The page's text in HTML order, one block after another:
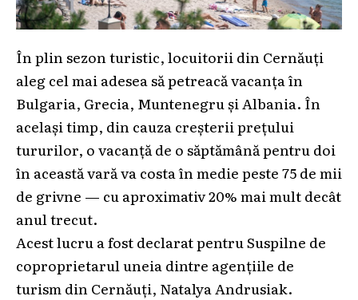
În plin sezon turistic, locuitorii din Cernăuți
aleg cel mai adesea să petreacă vacanța în
Bulgaria, Grecia, Muntenegru și Albania. În
același timp, din cauza creșterii prețului
tururilor, o vacanță de o săptămână pentru doi
în această vară va costa în medie peste 75 de mii
de grivne — cu aproximativ 20% mai mult decât
anul trecut.
Acest lucru a fost declarat pentru Suspilne de
coproprietarul uneia dintre agențiile de
turism din Cernăuți, Natalya Andrusiak.